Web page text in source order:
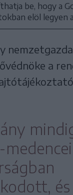
be, hogy a
elöl legyen
a
és